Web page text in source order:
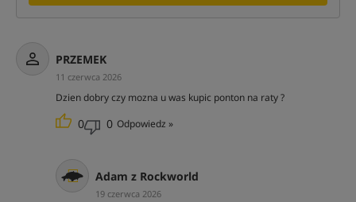
PRZEMEK
11 czerwca 2026
Dzien dobry czy mozna u was kupic ponton na raty ?
0 0 Odpowiedz »
Adam z Rockworld
19 czerwca 2026